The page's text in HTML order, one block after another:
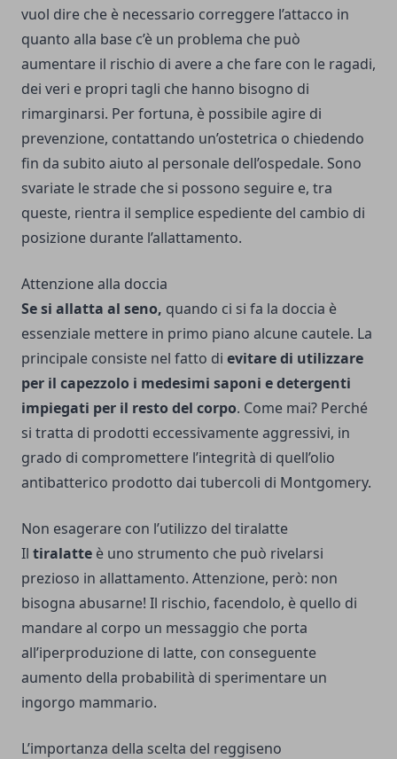
vuol dire che è necessario correggere l’attacco in
quanto alla base c’è un problema che può
aumentare il rischio di avere a che fare con le ragadi,
dei veri e propri tagli che hanno bisogno di
rimarginarsi. Per fortuna, è possibile agire di
prevenzione, contattando un’ostetrica o chiedendo
fin da subito aiuto al personale dell’ospedale. Sono
svariate le strade che si possono seguire e, tra
queste, rientra il semplice espediente del cambio di
posizione durante l’allattamento.
Attenzione alla doccia
Se si allatta al seno, quando ci si fa la doccia è
essenziale mettere in primo piano alcune cautele. La
principale consiste nel fatto di evitare di utilizzare
per il capezzolo i medesimi saponi e detergenti
impiegati per il resto del corpo. Come mai? Perché
si tratta di prodotti eccessivamente aggressivi, in
grado di compromettere l’integrità di quell’olio
antibatterico prodotto dai tubercoli di Montgomery.
Non esagerare con l’utilizzo del tiralatte
Il tiralatte è uno strumento che può rivelarsi
prezioso in allattamento. Attenzione, però: non
bisogna abusarne! Il rischio, facendolo, è quello di
mandare al corpo un messaggio che porta
all’iperproduzione di latte, con conseguente
aumento della probabilità di sperimentare un
ingorgo mammario.
L’importanza della scelta del reggiseno